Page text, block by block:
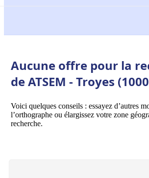
Aucune offre pour la
de ATSEM - Troyes
Voici quelques conseils : essayez d’autres
l’orthographe ou élargissez votre zone
recherche.